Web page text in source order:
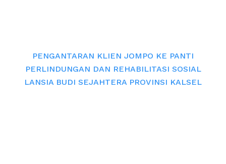
PENGANTARAN KLIEN JOMPO KE PANTI
PERLINDUNGAN DAN REHABILITASI SOSIAL
LANSIA BUDI SEJAHTERA PROVINSI KALSEL